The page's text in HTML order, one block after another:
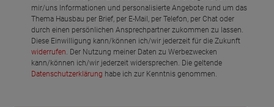
mir/uns Informationen und personalisierte Angebote rund um das
Thema Hausbau per Brief, per E-Mail, per Telefon, per Chat oder
durch einen persönlichen Ansprechpartner zukommen zu lassen.
Diese Einwilligung kann/können ich/wir jederzeit für die Zukunft
widerrufen. Der Nutzung meiner Daten zu Werbezwecken
kann/können ich/wir jederzeit widersprechen. Die geltende
Datenschutzerklärung habe ich zur Kenntnis genommen.